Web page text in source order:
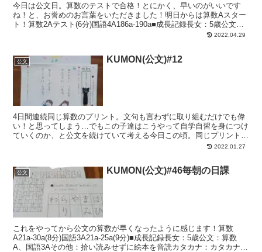
今日は公文日。算数のテストで合格！とにかく、早いのがいいです
ね！と、お誉めのお言葉をいただきました！明日からは算数Aスター
ト！算数2Aテスト(6分)国語4A186a-190a■成長記録長女：5歳公文：
2022.04.29
公文 KUMON(公文)#12
4日間連続同じ算数のプリント。文句も言わずに取り組むだけでも偉
い！と思ってしまう…でもこの子達はこうやって自学自習を身につけ
ていくのか、と公文を続けていて考える今日この頃。同じプリントを
繰り返す成果も出ていて日に日に時間も短く100点満点！...2022.01.27
公文 KUMON(公文)#46毎朝の日課
これをやってから公文の算数が早くなったように感じます！算数
A21a-30a(8分)国語3A21a-25a(9分)■成長記録長女：5歳公文：算数
A、国語3Aその他：拾い読みせずに絵本を音読カタカナ：カタカナ表